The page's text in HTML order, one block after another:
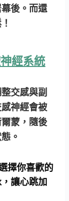
後。而還
經系統
交感與副
神經會被
蒙，隨後
。
擇你喜歡的
讓心跳加